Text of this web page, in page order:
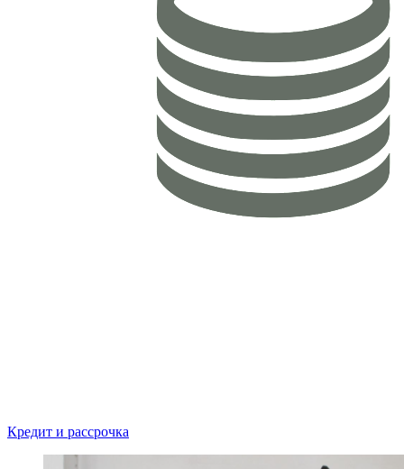
Кредит и рассрочка